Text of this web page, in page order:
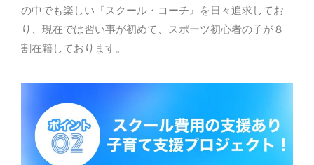
の中でも楽しい『スクール・コーチ』を日々追求してお
り、現在では習い事が初めて、スポーツ初心者の子が８
割在籍しております。